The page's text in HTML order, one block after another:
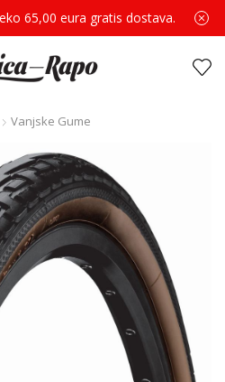
65,00 eura gratis dostava.
Vanjske Gume